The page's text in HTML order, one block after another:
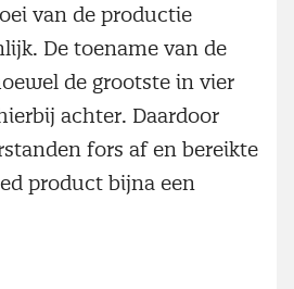
van de productie
De toename van de
de grootste in vier
achter. Daardoor
fors af en bereikte
product bijna een